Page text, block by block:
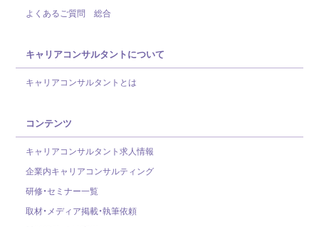
よくあるご質問 総合
キャリアコンサルタントについて
キャリアコンサルタントとは
コンテンツ
キャリアコンサルタント求人情報
企業内キャリアコンサルティング
研修・セミナー一覧
取材・メディア掲載・執筆依頼